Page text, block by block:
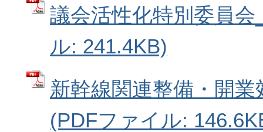
議会活性化特別委員
ル: 241.4KB)
新幹線関連整備・開
(PDFファイル: